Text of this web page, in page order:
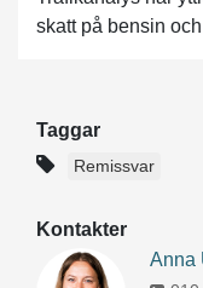
skatt på bensin
Taggar
Remissvar
Kontakter
Anna